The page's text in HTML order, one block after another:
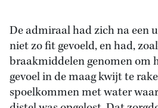
De admiraal had zich na een
niet zo fit gevoeld, en had,
braakmiddelen genomen om
gevoel in de maag kwijt te
spoelkommen met water